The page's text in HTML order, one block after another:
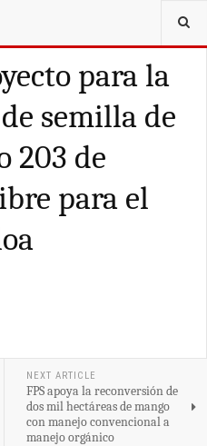
para la
semilla de
203 de
para el
NEXT ARTICLE
FPS apoya la reconversión de
dos mil hectáreas de mango
con manejo convencional a
manejo orgánico